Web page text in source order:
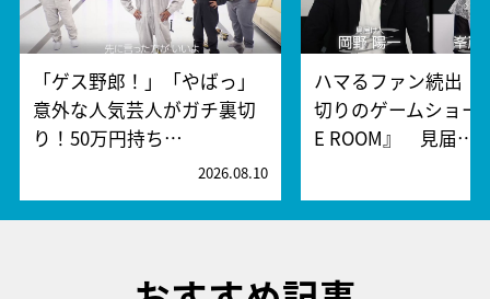
「ゲス野郎！」「やばっ」
意外な人気芸人がガチ裏切
り！50万円持ち…
2026.08.10
ハマるファン続出！
切りのゲームショー
E ROOM』 見届…